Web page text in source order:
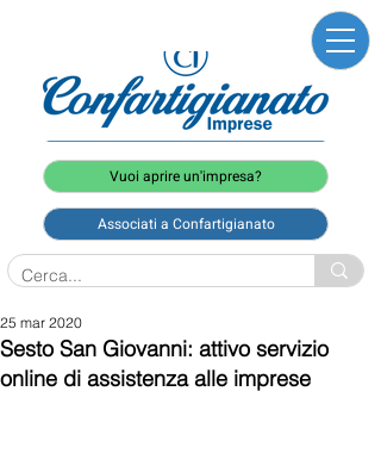
Vuoi aprire un'impresa?
Associati a Confartigianato
Sesto San Giovanni: attivo servizio
online di assistenza alle imprese
25 mar 2020